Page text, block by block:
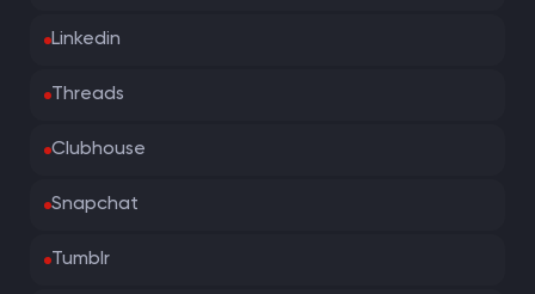
Linkedin
Threads
Clubhouse
Snapchat
Tumblr